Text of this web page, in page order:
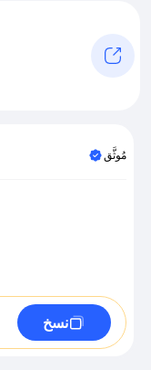
مُوثَّق
نسخ